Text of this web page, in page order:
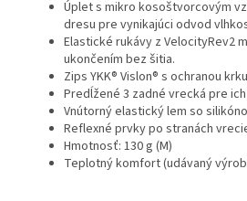
Úplet s mikro kosoštvorcovým
dresu pre vynikajúci odvod
Elastické rukávy z VelocityRev2
ukončením bez šitia.
Zips YKK® Vislon® s ochranou
Predĺžené 3 zadné vrecká pre
Vnútorný elastický lem so
Reflexné prvky po stranách
Hmotnosť: 130 g (M)
Teplotný komfort (udávaný